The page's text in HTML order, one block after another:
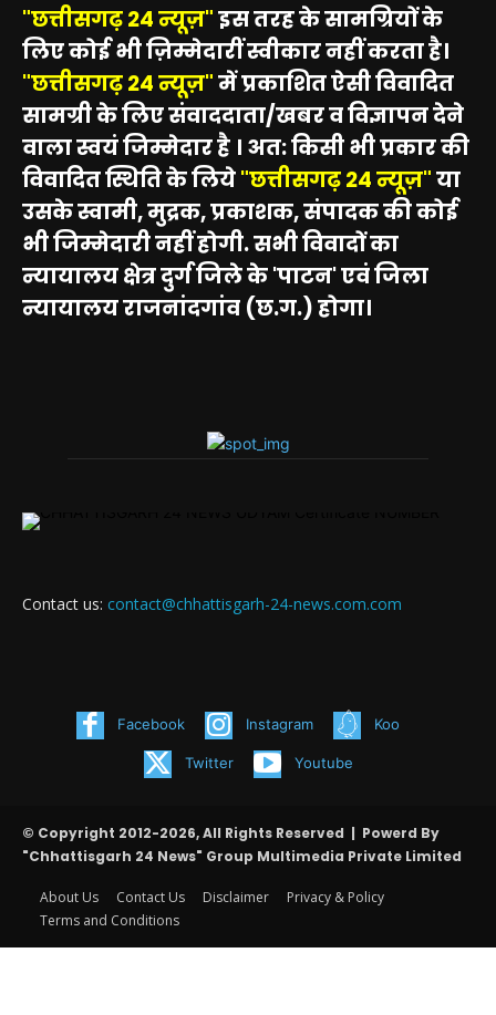
"छत्तीसगढ़ 24 न्यूज़"इस तरह के सामग्रियों के
लिए कोई भी ज़िम्मेदारीं स्वीकार नहीं करता है।
"छत्तीसगढ़ 24 न्यूज़"में प्रकाशित ऐसी विवादित
सामग्री के लिए संवाददाता/खबर व विज्ञापन देने
वाला स्वयं जिम्मेदार है । अत: किसी भी प्रकार की
विवादित स्थिति के लिये"छत्तीसगढ़ 24 न्यूज़"या
उसके स्वामी, मुद्रक, प्रकाशक, संपादक की कोई
भी जिम्मेदारी नहीं होगी. सभी विवादों का
न्यायालय क्षेत्र दुर्ग जिले के 'पाटन' एवं जिला
न्यायालय राजनांदगांव (छ.ग.) होगा।
Contact us: contact@chhattisgarh-24-news.com.com
Facebook Instagram Koo
Twitter Youtube
© Copyright 2012-2026, All Rights Reserved | Powerd By
"Chhattisgarh 24 News" Group Multimedia Private Limited
About Us Contact Us Disclaimer
Privacy & Policy
Terms and Conditions